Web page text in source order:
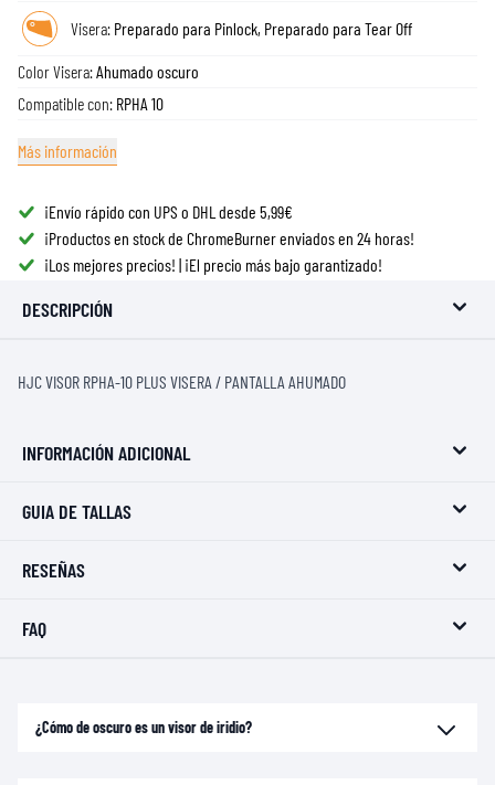
Visera: Preparado para Pinlock, Preparado para Tear Off
Color Visera:Ahumado oscuro
Compatible con: RPHA 10
Más información
¡Envío rápido con UPS o DHL desde 5,99€
¡Productos en stock de ChromeBurner enviados en 24 horas!
¡Los mejores precios! | ¡El precio más bajo garantizado!
DESCRIPCIÓN
HJC VISOR RPHA-10 PLUS VISERA / PANTALLA AHUMADO
INFORMACIÓN ADICIONAL
GUIA DE TALLAS
RESEÑAS
FAQ
¿Cómo de oscuro es un visor de iridio?